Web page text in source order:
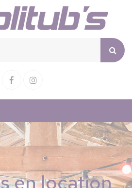
FacebookInstagram
en location